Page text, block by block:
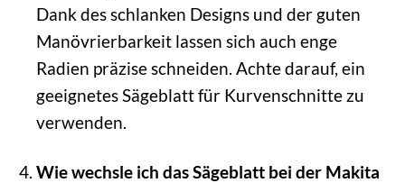
Dank des schlanken Designs und der guten
Manövrierbarkeit lassen sich auch enge
Radien präzise schneiden. Achte darauf, ein
geeignetes Sägeblatt für Kurvenschnitte zu
verwenden.
Wie wechsle ich das Sägeblatt bei der Makita